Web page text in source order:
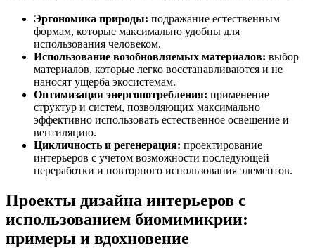
Эргономика природы: подражание естественным
формам, которые максимально удобны для
использования человеком.
Использование возобновляемых материалов: выбор
материалов, которые легко восстанавливаются и не
наносят ущерба экосистемам.
Оптимизация энергопотребления: применение
структур и систем, позволяющих максимально
эффективно использовать естественное освещение и
вентиляцию.
Цикличность и регенерация: проектирование
интерьеров с учетом возможности последующей
переработки и повторного использования элементов.
Проекты дизайна интерьеров с
использованием биомимикрии:
примеры и вдохновение